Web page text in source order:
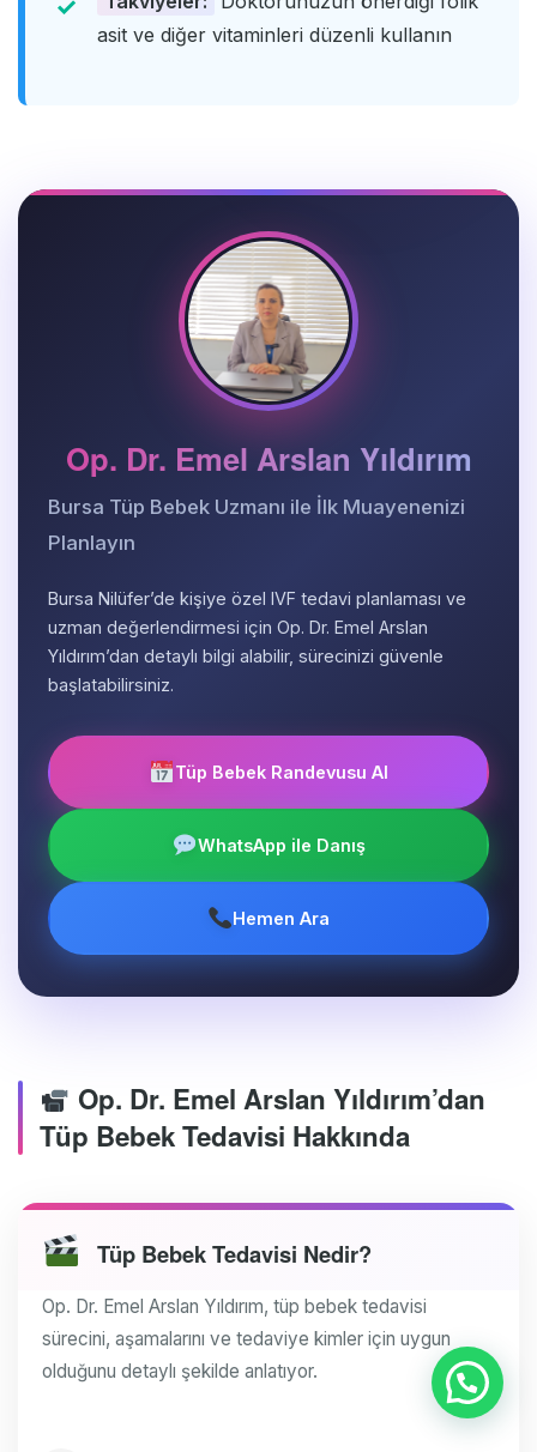
asit ve diğer vitaminleri düzenli kullanın
Op. Dr. Emel Arslan Yıldırım
Bursa Tüp Bebek Uzmanı ile İlk Muayenenizi
Planlayın
Bursa Nilüfer’de kişiye özel IVF tedavi planlaması ve
uzman değerlendirmesi için Op. Dr. Emel Arslan
Yıldırım’dan detaylı bilgi alabilir, sürecinizi güvenle
başlatabilirsiniz.
Tüp Bebek Randevusu Al
WhatsApp ile Danış
Hemen Ara
Op. Dr. Emel Arslan Yıldırım’dan
Tüp Bebek Tedavisi Hakkında
Tüp Bebek Tedavisi Nedir?
Op. Dr. Emel Arslan Yıldırım, tüp bebek tedavisi
sürecini, aşamalarını ve tedaviye kimler için uygun
olduğunu detaylı şekilde anlatıyor.